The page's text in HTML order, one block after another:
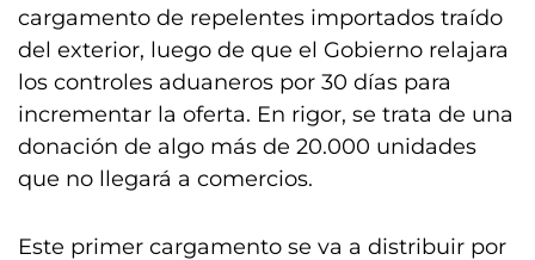
cargamento de repelentes importados traído
del exterior, luego de que el Gobierno relajara
los controles aduaneros por 30 días para
incrementar la oferta. En rigor, se trata de una
donación de algo más de 20.000 unidades
que no llegará a comercios.
Este primer cargamento se va a distribuir por